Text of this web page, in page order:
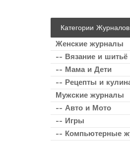
Категории Журналов
Женские журналы
-- Вязание и шитьё
-- Мама и Дети
-- Рецепты и
Мужские журналы
-- Авто и Мото
-- Игры
-- Компьютерные